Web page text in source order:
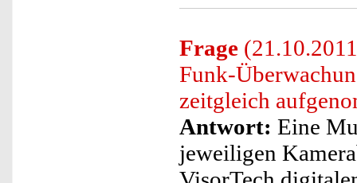
Frage
Funk-
zeitgleich
Antwort: Eine
jeweiligen